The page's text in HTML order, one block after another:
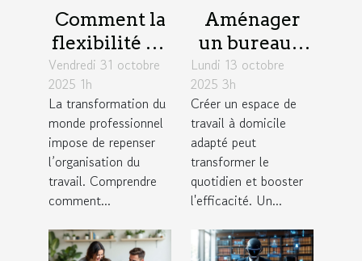
Comment la
flexibilité du
travail
influence la
productivité
des équipes ?
Vendredi 31 octobre
2025 1h
La transformation du
monde professionnel
impose de repenser
l’organisation du
travail. Comprendre
comment...
Aménager
un bureau à
domicile :
astuces pour
combiner
confort et
productivité
Lundi 13 octobre
2025 3h
Créer un espace de
travail à domicile
adapté peut
transformer le
quotidien et booster
l'efficacité. Un...